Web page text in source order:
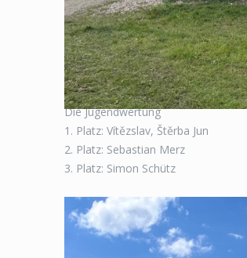
Die Jugendwertung
1. Platz: Vítězslav, Štěrba Jun
2. Platz: Sebastian Merz
3. Platz: Simon Schütz